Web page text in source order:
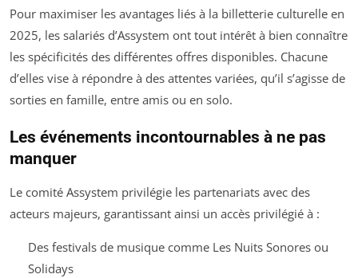
Pour maximiser les avantages liés à la billetterie culturelle en
2025, les salariés d’Assystem ont tout intérêt à bien connaître
les spécificités des différentes offres disponibles. Chacune
d’elles vise à répondre à des attentes variées, qu’il s’agisse de
sorties en famille, entre amis ou en solo.
Les événements incontournables à ne pas
manquer
Le comité Assystem privilégie les partenariats avec des
acteurs majeurs, garantissant ainsi un accès privilégié à :
Des festivals de musique comme Les Nuits Sonores ou
Solidays